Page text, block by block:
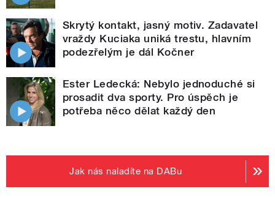
Skrytý kontakt, jasný motiv. Zadavatel
vraždy Kuciaka uniká trestu, hlavním
podezřelým je dál Kočner
Ester Ledecká: Nebylo jednoduché si
prosadit dva sporty. Pro úspěch je
potřeba něco dělat každý den
Jak nás naladíte na DABu